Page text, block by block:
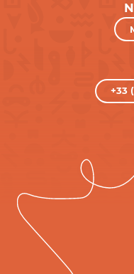
+33